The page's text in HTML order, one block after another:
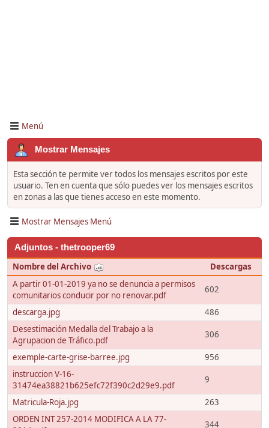
Menú
Mostrar Mensajes
Esta sección te permite ver todos los mensajes escritos por este
usuario. Ten en cuenta que sólo puedes ver los mensajes escritos
en zonas a las que tienes acceso en este momento.
Mostrar Mensajes Menú
Adjuntos - thetrooper69
Nombre del Archivo
Descargas
A partir 01-01-2019 ya no se denuncia a permisos
comunitarios conducir por no renovar.pdf
602
descarga.jpg
486
Desestimación Medalla del Trabajo a la
Agrupacion de Tráfico.pdf
306
exemple-carte-grise-barree.jpg
956
instruccion V-16-
31474ea38821b625efc72f390c2d29e9.pdf
9
Matricula-Roja.jpg
263
ORDEN INT 257-2014 MODIFICA A LA 77-
344